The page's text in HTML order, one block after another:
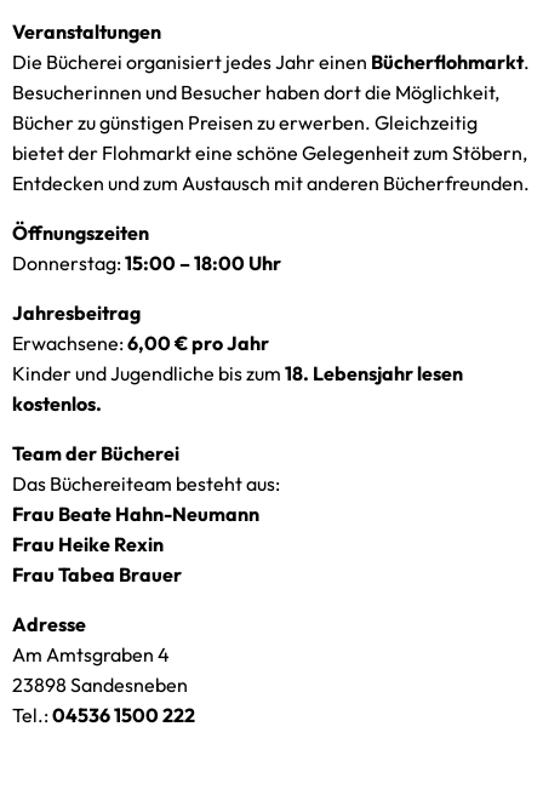
Veranstaltungen
Die Bücherei organisiert jedes Jahr einen Bücherflohmarkt.
Besucherinnen und Besucher haben dort die Möglichkeit,
Bücher zu günstigen Preisen zu erwerben. Gleichzeitig
bietet der Flohmarkt eine schöne Gelegenheit zum Stöbern,
Entdecken und zum Austausch mit anderen Bücherfreunden.
Öffnungszeiten
Donnerstag:15:00 – 18:00 Uhr
Jahresbeitrag
Erwachsene:6,00 € pro Jahr
Kinder und Jugendliche bis zum 18. Lebensjahr lesen
kostenlos.
Team der Bücherei
Das Büchereiteam besteht aus:
Frau Beate Hahn-Neumann
Frau Heike Rexin
Frau Tabea Brauer
Adresse
Am Amtsgraben 4
23898 Sandesneben
Tel.:04536 1500 222